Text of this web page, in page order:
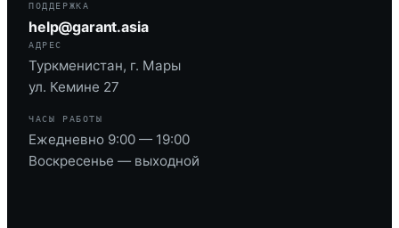
ПОДДЕРЖКА
help@garant.asia
АДРЕС
Туркменистан, г. Мары
ул. Кемине 27
ЧАСЫ РАБОТЫ
Ежедневно 9:00 — 19:00
Воскресенье — выходной